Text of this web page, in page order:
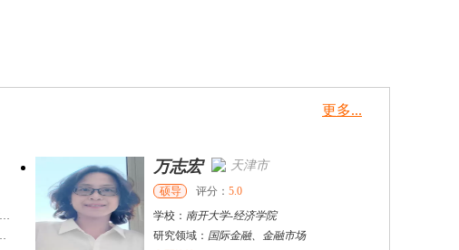
更多...
万志宏 天津市
硕导 评分： 5.0
学校： 南开大学-经济学院
研究领域： 国际金融、金融市场